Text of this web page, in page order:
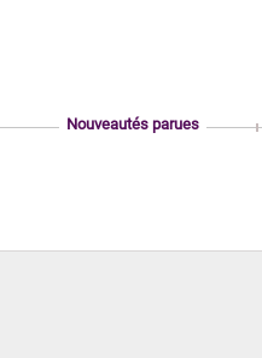
Nouveautés parues